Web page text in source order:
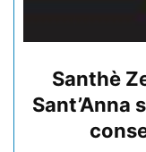
Santhè
Sant’Anna